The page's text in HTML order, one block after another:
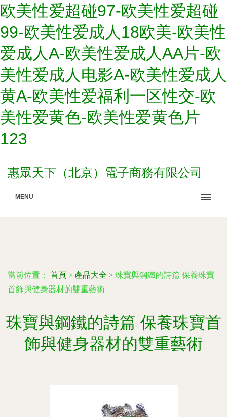
欧美性爱超碰97-欧美性爱超碰
99-欧美性爱成人18欧美-欧美性
爱成人A-欧美性爱成人AA片-欧
美性爱成人电影A-欧美性爱成人
黄A-欧美性爱福利一区性交-欧
美性爱黄色-欧美性爱黄色片
123
惠眾天下（北京）電子商務有限公司
MENU
當前位置： 首頁 > 產品大全 > 珠寶與鋼鐵的詩篇 保養珠寶
首飾與健身器材的雙重藝術
珠寶與鋼鐵的詩篇 保養珠寶首
飾與健身器材的雙重藝術